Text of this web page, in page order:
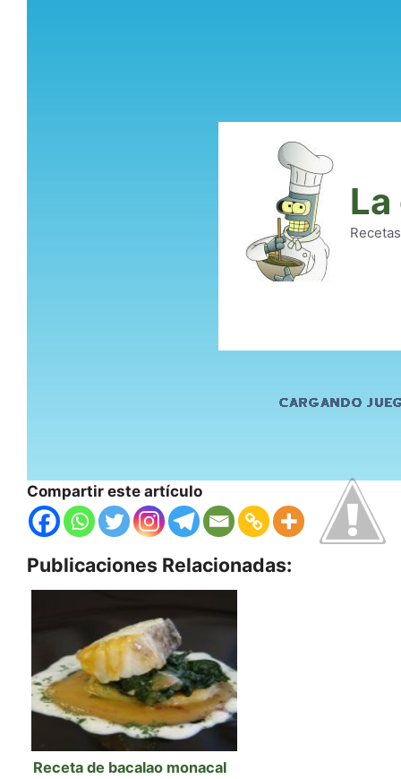
Compartir este artículo
Publicaciones Relacionadas:
Receta de bacalao monacal